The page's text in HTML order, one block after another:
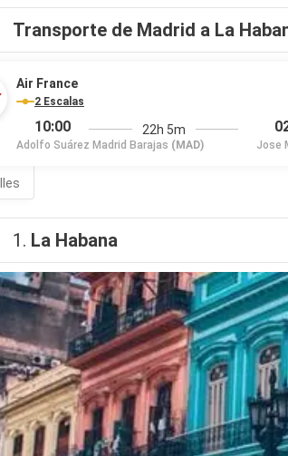
Transporte de Madrid a La
Air France
2 Escalas
10:00
Adolfo Suárez Madrid Barajas (MAD)
22h 5m
Jose
1. La Habana